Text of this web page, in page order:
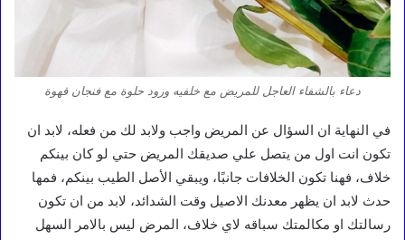
دعاء بالشفاء العاجل للمريض مع خلفيه ورود حلوة مع فنجان قهوة
في النهاية ان السؤال عن المريض واجب ولابد لك من فعله، لابد ان
تكون انت اول من يتصل علي صديقك المريض حتي لو كان بينكم
خلاف، فهنا تكون الخلافات جانبًا، ويبقي الأصل الطيب بينكم، فمها
حدث لابد ان يظهر معدنك الاصيل وقت الشدائد، لابد من ان تكون
رسالتك او مكالمتك سباقه لاي خلاف، المرض ليس بالامر السهل